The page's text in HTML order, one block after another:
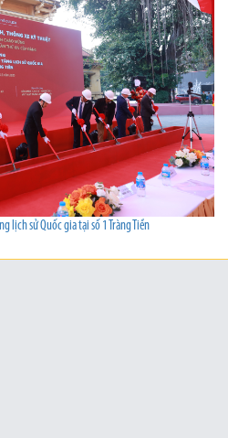
lịch sử Quốc gia tại số 1 Tràng Tiền